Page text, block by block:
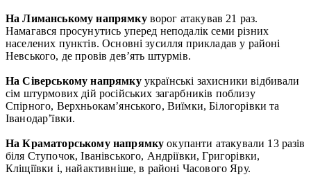
На Лиманському напрямкуворог атакував 21 раз.
Намагався просунутись уперед неподалік семи різних
населених пунктів. Основні зусилля прикладав у районі
Невського, де провів дев’ять штурмів.
На Сіверському напрямкуукраїнські захисники відбивали
сім штурмових дій російських загарбників поблизу
Спірного, Верхньокам’янського, Виїмки, Білогорівки та
Іванодар’ївки.
На Краматорському напрямку окупанти атакували 13 разів
біля Ступочок, Іванівського, Андріївки, Григорівки,
Кліщіївки і, найактивніше, в районі Часового Яру.